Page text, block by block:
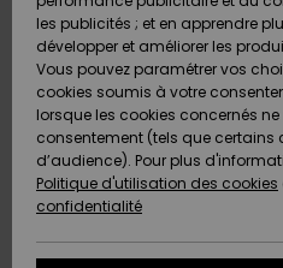
Snow
A
Découvrir
Snow
A
Découvrir
Femme
A
Découvrir
OUTLET
AIDE &
CONTACT
Cadeau
Quiksilver
Freedom
Protection
des
MAGASINS
QUIKSILVER
les publicités ; et en apprendre
développer et améliorer les
Vous pouvez paramétrer vos
cookies soumis à votre
lorsque les cookies concernés
consentement (tels que certains
d’audience). Pour plus
Politique d'utilisation des cookies
confidentialité